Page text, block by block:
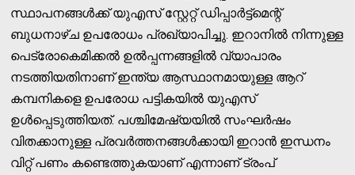
സ്ഥാപനങ്ങള്‍ക്ക് യുഎസ് സ്റ്റേറ്റ് ഡിപ്പാര്‍ട്ട്‌മെന്റ്
ബുധനാഴ്ച ഉപരോധം പ്രഖ്യാപിച്ചു. ഇറാനില്‍ നിന്നുള്ള
പെട്രോകെമിക്കല്‍ ഉല്‍പ്പന്നങ്ങളില്‍ വ്യാപാരം
നടത്തിയതിനാണ് ഇന്ത്യ ആസ്ഥാനമായുള്ള ആറ്
കമ്പനികളെ ഉപരോധ പട്ടികയില്‍ യുഎസ്
ഉള്‍പ്പെടുത്തിയത്. പശ്ചിമേഷ്യയില്‍ സംഘര്‍ഷം
വിതക്കാനുള്ള പ്രവര്‍ത്തനങ്ങള്‍ക്കായി ഇറാന്‍ ഇന്ധനം
വിറ്റ് പണം കണ്ടെത്തുകയാണ് എന്നാണ് ട്രംപ്